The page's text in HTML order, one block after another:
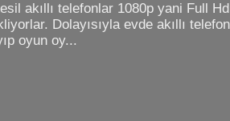
akıllı telefonlar 1080p yani Full
Dolayısıyla evde akıllı
oyun oy...